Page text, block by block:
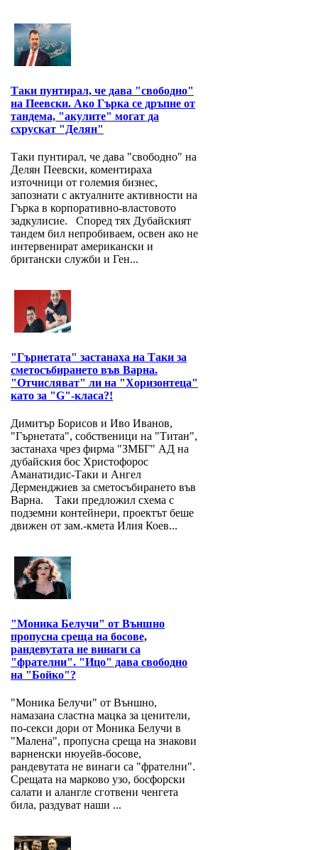
Таки пунтирал, че дава "свободно"
на Пеевски. Ако Гърка се дръпне от
тандема, "акулите" могат да
схрускат "Делян"
Таки пунтирал, че дава "свободно" на
Делян Пеевски, коментираха
източници от големия бизнес,
запознати с актуалните активности на
Гърка в корпоративно-властовото
задкулисие. Според тях Дубайският
тандем бил непробиваем, освен ако не
интервенират американски и
британски служби и Ген...
"Гърнетата" застанаха на Таки за
сметосъбирането във Варна.
"Отчисляват" ли на "Хоризонтеца"
като за "G"-класа?!
Димитър Борисов и Иво Иванов,
"Гърнетата", собственици на "Титан",
застанаха чрез фирма "ЗМБГ" АД на
дубайския бос Христофорос
Аманатидис-Таки и Ангел
Дерменджиев за сметосъбирането във
Варна. Таки предложил схема с
подземни контейнери, проектът беше
движен от зам.-кмета Илия Коев...
"Моника Белучи" от Външно
пропусна среща на босове,
рандевутата не винаги са
"фрателни". "Ицо" дава свободно
на "Бойко"?
"Моника Белучи" от Външно,
намазана сластна мацка за ценители,
по-секси дори от Моника Белучи в
"Малена", пропусна среща на знакови
варненски нюуейв-босове,
рандевутата не винаги са "фрателни".
Срещата на марково узо, босфорски
салати и алангле сготвени ченгета
била, раздуват наши ...